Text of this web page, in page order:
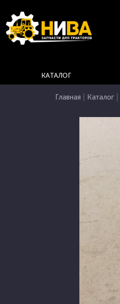
КАТАЛОГ
Главная Каталог